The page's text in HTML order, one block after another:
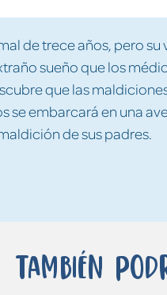
de trece años, pero su
sueño que los
que las
se embarcará en una
de sus padres.
También